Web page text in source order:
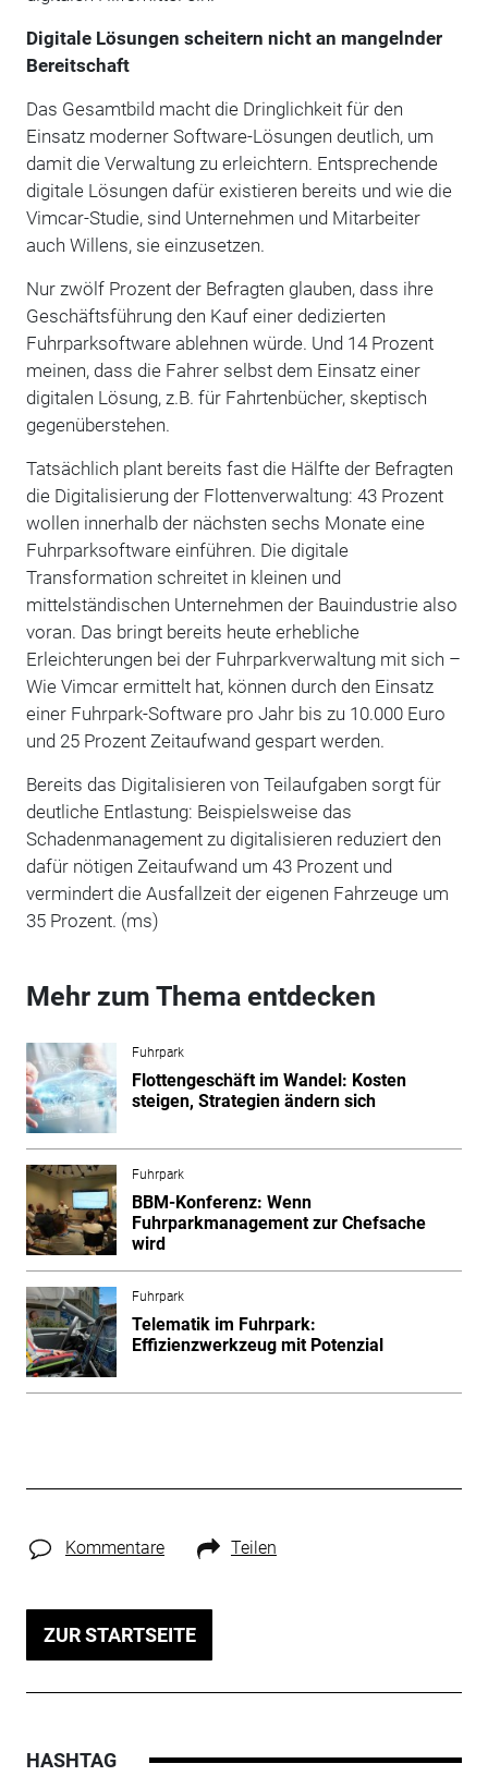
Digitale Lösungen scheitern nicht an mangelnder
Bereitschaft
Das Gesamtbild macht die Dringlichkeit für den
Einsatz moderner Software-Lösungen deutlich, um
damit die Verwaltung zu erleichtern. Entsprechende
digitale Lösungen dafür existieren bereits und wie die
Vimcar-Studie, sind Unternehmen und Mitarbeiter
auch Willens, sie einzusetzen.
Nur zwölf Prozent der Befragten glauben, dass ihre
Geschäftsführung den Kauf einer dedizierten
Fuhrparksoftware ablehnen würde. Und 14 Prozent
meinen, dass die Fahrer selbst dem Einsatz einer
digitalen Lösung, z.B. für Fahrtenbücher, skeptisch
gegenüberstehen.
Tatsächlich plant bereits fast die Hälfte der Befragten
die Digitalisierung der Flottenverwaltung: 43 Prozent
wollen innerhalb der nächsten sechs Monate eine
Fuhrparksoftware einführen. Die digitale
Transformation schreitet in kleinen und
mittelständischen Unternehmen der Bauindustrie also
voran. Das bringt bereits heute erhebliche
Erleichterungen bei der Fuhrparkverwaltung mit sich –
Wie Vimcar ermittelt hat, können durch den Einsatz
einer Fuhrpark-Software pro Jahr bis zu 10.000 Euro
und 25 Prozent Zeitaufwand gespart werden.
Bereits das Digitalisieren von Teilaufgaben sorgt für
deutliche Entlastung: Beispielsweise das
Schadenmanagement zu digitalisieren reduziert den
dafür nötigen Zeitaufwand um 43 Prozent und
vermindert die Ausfallzeit der eigenen Fahrzeuge um
35 Prozent. (ms)
Mehr zum Thema entdecken
Fuhrpark
Flottengeschäft im Wandel: Kosten
steigen, Strategien ändern sich
Fuhrpark
BBM-Konferenz: Wenn
Fuhrparkmanagement zur Chefsache
wird
Fuhrpark
Telematik im Fuhrpark:
Effizienzwerkzeug mit Potenzial
Kommentare Teilen
ZUR STARTSEITE
HASHTAG